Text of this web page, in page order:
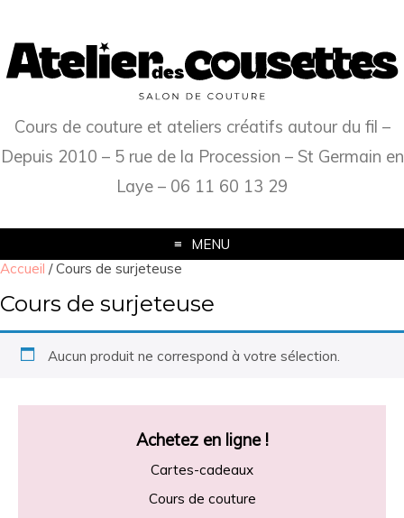
Cours de couture et ateliers créatifs autour du fil –
Depuis 2010 – 5 rue de la Procession – St Germain en
Laye – 06 11 60 13 29
MENU
Accueil / Cours de surjeteuse
Cours de surjeteuse
Aucun produit ne correspond à votre sélection.
Achetez en ligne !
Cartes-cadeaux
Cours de couture